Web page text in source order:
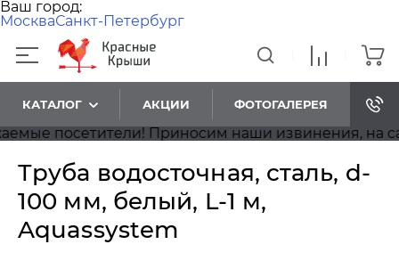
Ваш город:
МоскваСанкт-Петербург
КАТАЛОГ АКЦИИ ФОТОГАЛЕРЕЯ
посетители! Приносим наши извинения, на
Труба водосточная, сталь, d-
100 мм, белый, L-1 м,
Aquassystem